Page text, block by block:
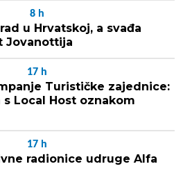
8 h
u Hrvatskoj, a svađa
Jovanottija
17 h
Turističke zajednice:
Local Host oznakom
17 h
radionice udruge Alfa